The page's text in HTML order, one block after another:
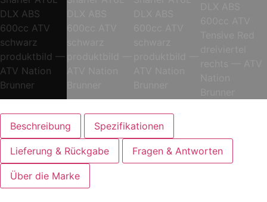
Beschreibung Spezifikationen
Lieferung & Rückgabe Fragen & Antworten
Über die Marke